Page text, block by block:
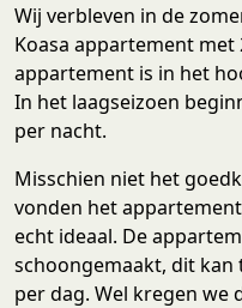
Wij verbleven in de
Koasa appartement met
appartement is in het
In het laagseizoen
per nacht.
Misschien niet het
vonden het
echt ideaal. De
schoongemaakt, dit kan
per dag. Wel kregen we